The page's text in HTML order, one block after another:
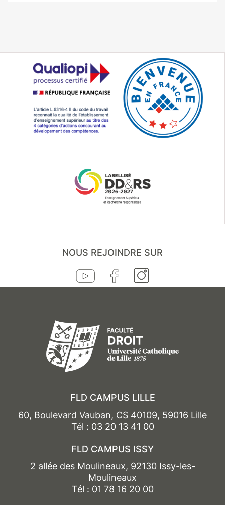
NOUS REJOINDRE SUR
FLD CAMPUS LILLE
60, Boulevard Vauban, CS 40109, 59016 Lille
Tél : 03 20 13 41 00
FLD CAMPUS ISSY
2 allée des Moulineaux, 92130 Issy-les-
Moulineaux
Tél : 01 78 16 20 00